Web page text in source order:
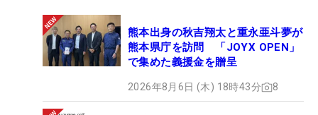
熊本出身の秋吉翔太と重永亜斗夢が
熊本県庁を訪問 「JOYX OPEN」
で集めた義援金を贈呈
2026年8月6日 (木) 18時43分 8